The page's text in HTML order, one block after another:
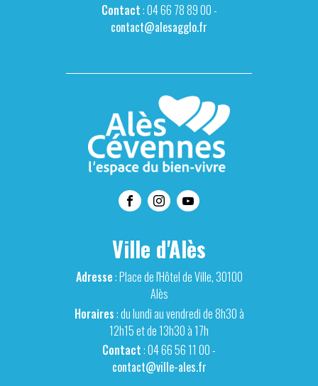
Contact: 04 66 78 89 00 -
contact@alesagglo.fr
Ville d'Alès
Adresse: Place de l'Hôtel de Ville, 30100
Alès
Horaires: du lundi au vendredi de 8h30 à
12h15 et de 13h30 à 17h
Contact: 04 66 56 11 00 -
contact@ville-ales.fr